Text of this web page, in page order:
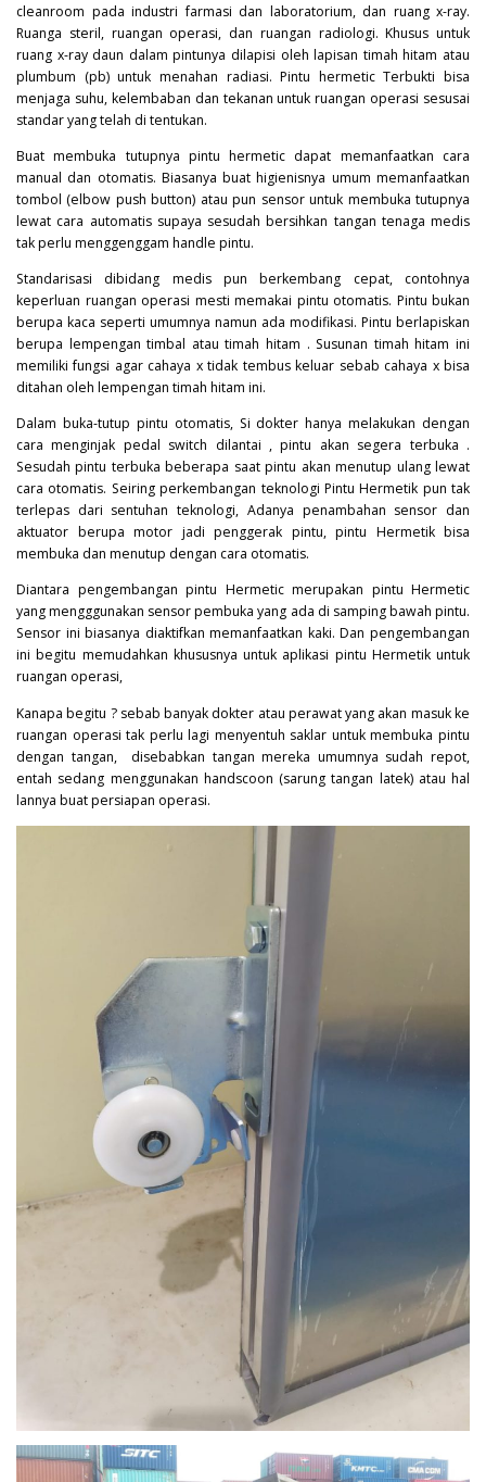
cleanroom pada industri farmasi dan laboratorium, dan ruang x-ray.
Ruanga steril, ruangan operasi, dan ruangan radiologi. Khusus untuk
ruang x-ray daun dalam pintunya dilapisi oleh lapisan timah hitam atau
plumbum (pb) untuk menahan radiasi. Pintu hermetic Terbukti bisa
menjaga suhu, kelembaban dan tekanan untuk ruangan operasi sesusai
standar yang telah di tentukan.
Buat membuka tutupnya pintu hermetic dapat memanfaatkan cara
manual dan otomatis. Biasanya buat higienisnya umum memanfaatkan
tombol (elbow push button) atau pun sensor untuk membuka tutupnya
lewat cara automatis supaya sesudah bersihkan tangan tenaga medis
tak perlu menggenggam handle pintu.
Standarisasi dibidang medis pun berkembang cepat, contohnya
keperluan ruangan operasi mesti memakai pintu otomatis. Pintu bukan
berupa kaca seperti umumnya namun ada modifikasi. Pintu berlapiskan
berupa lempengan timbal atau timah hitam . Susunan timah hitam ini
memiliki fungsi agar cahaya x tidak tembus keluar sebab cahaya x bisa
ditahan oleh lempengan timah hitam ini.
Dalam buka-tutup pintu otomatis, Si dokter hanya melakukan dengan
cara menginjak pedal switch dilantai , pintu akan segera terbuka .
Sesudah pintu terbuka beberapa saat pintu akan menutup ulang lewat
cara otomatis. Seiring perkembangan teknologi Pintu Hermetik pun tak
terlepas dari sentuhan teknologi, Adanya penambahan sensor dan
aktuator berupa motor jadi penggerak pintu, pintu Hermetik bisa
membuka dan menutup dengan cara otomatis.
Diantara pengembangan pintu Hermetic merupakan pintu Hermetic
yang mengggunakan sensor pembuka yang ada di samping bawah pintu.
Sensor ini biasanya diaktifkan memanfaatkan kaki. Dan pengembangan
ini begitu memudahkan khususnya untuk aplikasi pintu Hermetik untuk
ruangan operasi,
Kanapa begitu ? sebab banyak dokter atau perawat yang akan masuk ke
ruangan operasi tak perlu lagi menyentuh saklar untuk membuka pintu
dengan tangan, disebabkan tangan mereka umumnya sudah repot,
entah sedang menggunakan handscoon (sarung tangan latek) atau hal
lannya buat persiapan operasi.